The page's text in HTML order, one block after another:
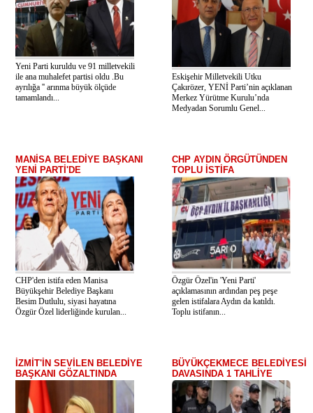
Yeni Parti kuruldu ve 91 milletvekili
ile ana muhalefet partisi oldu .Bu
ayrılığa '' arınma büyük ölçüde
tamamlandı...
Eskişehir Milletvekili Utku
Çakırözer, YENİ Parti’nin açıklanan
Merkez Yürütme Kurulu’nda
Medyadan Sorumlu Genel...
MANİSA BELEDİYE BAŞKANI
YENİ PARTİ'DE
CHP'den istifa eden Manisa
Büyükşehir Belediye Başkanı
Besim Dutlulu, siyasi hayatına
Özgür Özel liderliğinde kurulan...
CHP AYDIN ÖRGÜTÜNDEN
TOPLU İSTİFA
Özgür Özel'in 'Yeni Parti'
açıklamasının ardından peş peşe
gelen istifalara Aydın da katıldı.
Toplu istifanın...
İZMİT'İN SEVİLEN BELEDİYE
BAŞKANI GÖZALTINDA
BÜYÜKÇEKMECE BELEDİYESİ
DAVASINDA 1 TAHLİYE